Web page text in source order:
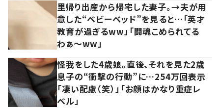
里帰り出産から帰宅した妻子。→夫が用
意した“ベビーベッド”を見ると…「英才
教育が過ぎるww」「闘魂こめられてる
わぁ～ww」
怪我をした4歳娘。直後、それを見た2歳
息子の“衝撃の行動”に…254万回表示
「凄い配慮（笑）」「お顔はかなり重症レ
ベル」